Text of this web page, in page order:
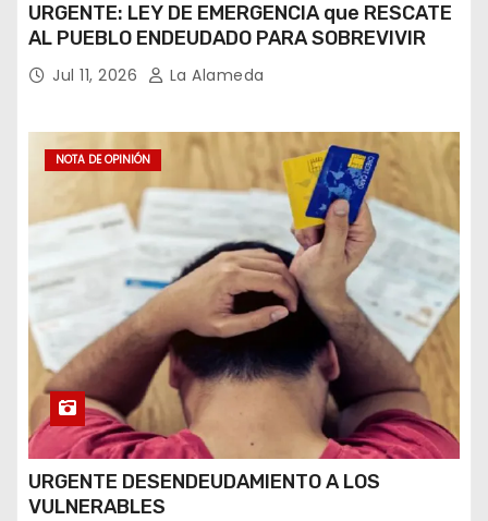
URGENTE: LEY DE EMERGENCIA que RESCATE
AL PUEBLO ENDEUDADO PARA SOBREVIVIR
Jul 11, 2026 La Alameda
NOTA DE OPINIÓN
URGENTE DESENDEUDAMIENTO A LOS
VULNERABLES